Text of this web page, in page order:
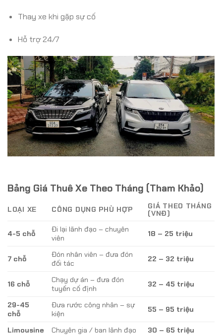
Thay xe khi gặp sự cố
Hỗ trợ 24/7
Bảng Giá Thuê Xe Theo Tháng (Tham Khảo)
LOẠI XE CÔNG DỤNG PHÙ HỢP
GIÁ THEO THÁNG
(VNĐ)
4-5 chỗ
Đi lại lãnh đạo – chuyên
viên
18 – 25 triệu
7 chỗ
Đón nhân viên – đưa đón
đối tác
22 – 32 triệu
16 chỗ
Chạy dự án – đưa đón
tuyến cố định
32 – 45 triệu
29-45
chỗ
Đưa rước công nhân – sự
kiện
55 – 95 triệu
Limousine Chuyên gia / ban lãnh đạo 30 – 65 triệu